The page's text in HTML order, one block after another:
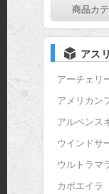
商品カ
アス
アーチェリ
アメリカン
アルペンス
ウインドサ
ウルトラマ
カポエイラ